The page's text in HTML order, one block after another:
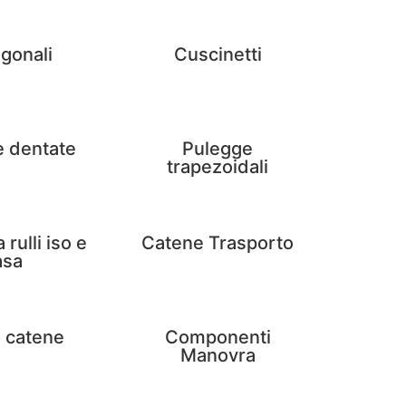
Cuscinetti
dentate
Pulegge
trapezoidali
rulli iso e
Catene Trasporto
catene
Componenti
Manovra